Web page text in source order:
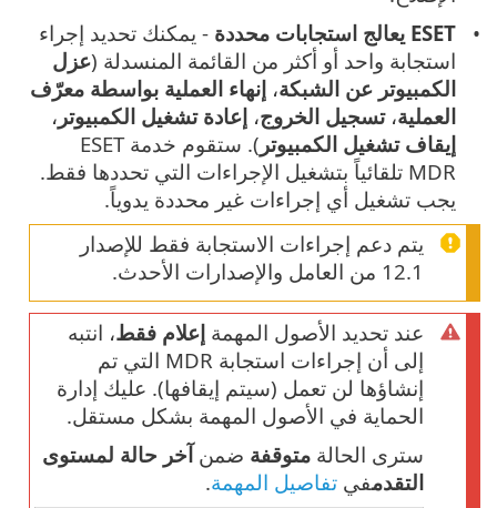
ESET يعالج استجابات محددة
- يمكنك تحديد إجراء
استجابة واحد أو أكثر من القائمة المنسدلة (عزل
الكمبيوتر عن الشبكة،إنهاء العملية بواسطة معرّف
العملية،تسجيل الخروج،إعادة تشغيل الكمبيوتر ،
إيقاف تشغيل الكمبيوتر
). ستقوم خدمة ESET
MDR تلقائياً بتشغيل الإجراءات التي تحددها فقط.
يجب تشغيل أي إجراءات غير محددة يدوياً.
يتم دعم إجراءات الاستجابة فقط للإصدار
12.1 من العامل والإصدارات الأحدث.
عند تحديد الأصول المهمة إعلام فقط، انتبه
إلى أن إجراءات استجابة MDR التي تم
إنشاؤها لن تعمل (سيتم إيقافها). عليك إدارة
الحماية في الأصول المهمة بشكل مستقل.
سترى الحالة متوقفة ضمنآخر حالة لمستوى
التقدمفي تفاصيل المهمة.